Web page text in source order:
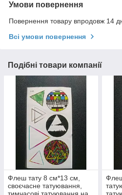
Умови повернення
Повернення товару впродовж 14
Всі умови повернення
Подібні товари компанії
Флеш тату 8 см*13 см,
своєчасне татуювання,